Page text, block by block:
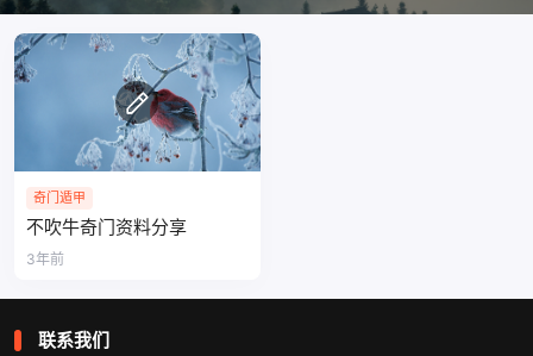
奇门遁甲
不吹牛奇门资料分享
3年前
联系我们